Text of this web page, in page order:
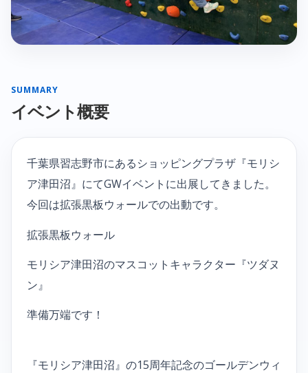
SUMMARY
イベント概要
千葉県習志野市にあるショッピングプラザ『モリシ
ア津田沼』にてGWイベントに出展してきました。
今回は拡張黒板ウォールでの出動です。
拡張黒板ウォール
モリシア津田沼のマスコットキャラクター『ツダヌ
ン』
準備万端です！
『モリシア津田沼』の15周年記念のゴールデンウィ